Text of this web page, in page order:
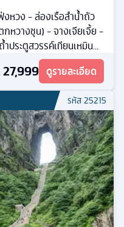
คืน
12มื้ออาหาร
วง เมืองโบราณฟู่หรงเจิ้น
งหวง - ล่องเรือลําน้ำถัว
หวางชุน) - จางเจียเจี้ย -
ประตูสวรรค์เทียนเหมิน
27,999 ดูรายละเอียด